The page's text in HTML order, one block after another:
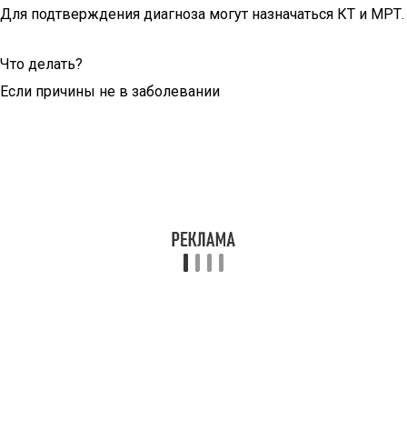
Для подтверждения диагноза могут назначаться КТ и МРТ.
Что делать?
Если причины не в заболевании